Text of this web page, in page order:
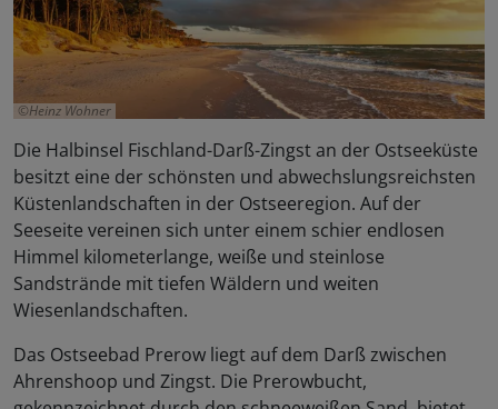
Heinz Wohner
Die Halbinsel Fischland-Darß-Zingst an der Ostseeküste
besitzt eine der schönsten und abwechslungsreichsten
Küstenlandschaften in der Ostseeregion. Auf der
Seeseite vereinen sich unter einem schier endlosen
Himmel kilometerlange, weiße und steinlose
Sandstrände mit tiefen Wäldern und weiten
Wiesenlandschaften.
Das Ostseebad Prerow liegt auf dem Darß zwischen
Ahrenshoop und Zingst. Die Prerowbucht,